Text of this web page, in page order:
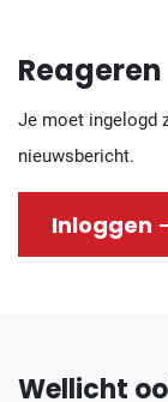
Reageren
Je moet ingelogd
nieuwsbericht.
Inloggen
Wellicht